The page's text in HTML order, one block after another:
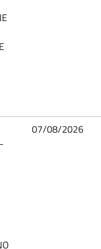
07/08/2026